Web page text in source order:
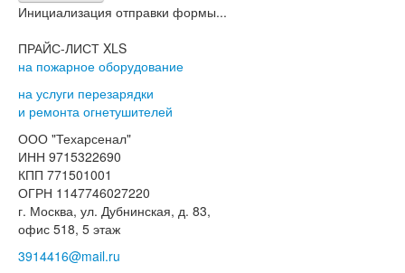
Инициализация отправки формы...
ПРАЙС-ЛИСТ XLS
на пожарное оборудование
на услуги перезарядки
и ремонта огнетушителей
ООО "Техарсенал"
ИНН 9715322690
КПП 771501001
ОГРН 1147746027220
г. Москва, ул. Дубнинская, д. 83,
офис 518, 5 этаж
3914416@mail.ru